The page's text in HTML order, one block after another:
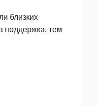
близких
поддержка, тем